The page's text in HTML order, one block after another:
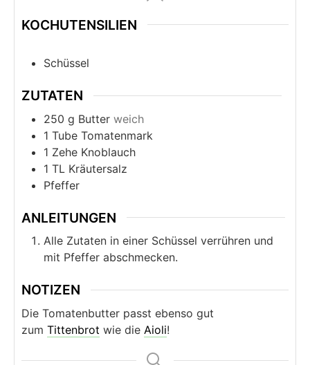
KOCHUTENSILIEN
Schüssel
ZUTATEN
250 g Butter weich
1 Tube Tomatenmark
1 Zehe Knoblauch
1 TL Kräutersalz
Pfeffer
ANLEITUNGEN
Alle Zutaten in einer Schüssel verrühren und
mit Pfeffer abschmecken.
NOTIZEN
Die Tomatenbutter passt ebenso gut
zum Tittenbrot wie die Aioli!